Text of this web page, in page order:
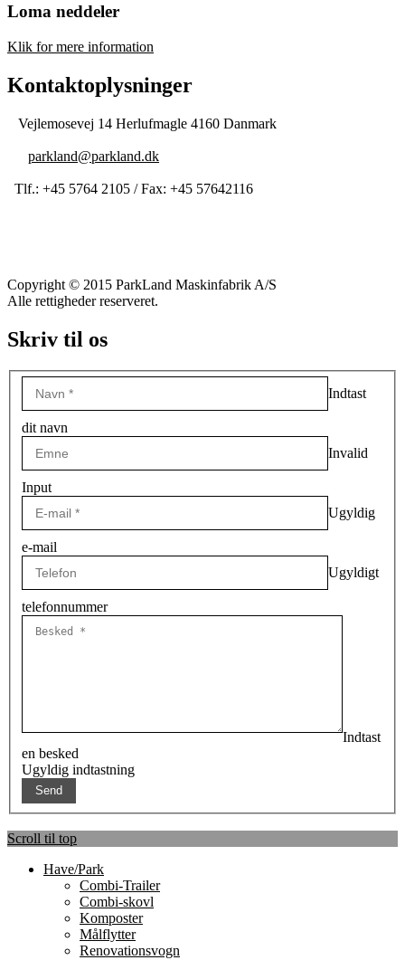
Loma neddeler
Klik for mere information
Kontaktoplysninger
Vejlemosevej 14 Herlufmagle 4160 Danmark
parkland@parkland.dk
Tlf.: +45 5764 2105 / Fax: +45 57642116
Copyright © 2015 ParkLand Maskinfabrik A/S
Alle rettigheder reserveret.
Skriv til os
Indtast
dit navn
Invalid
Input
Ugyldig
e-mail
Ugyldigt
telefonnummer
Indtast
en besked
Ugyldig indtastning
Scroll til top
Have/Park
Combi-Trailer
Combi-skovl
Komposter
Målflytter
Renovationsvogn